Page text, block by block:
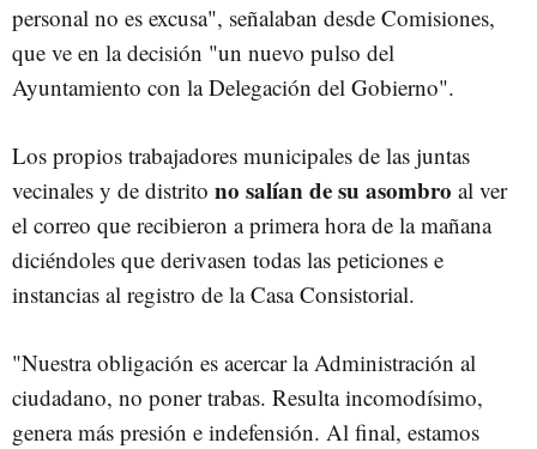
personal no es excusa", señalaban desde Comisiones,
que ve en la decisión "un nuevo pulso del
Ayuntamiento con la Delegación del Gobierno".
Los propios trabajadores municipales de las juntas
vecinales y de distrito no salían de su asombro al ver
el correo que recibieron a primera hora de la mañana
diciéndoles que derivasen todas las peticiones e
instancias al registro de la Casa Consistorial.
"Nuestra obligación es acercar la Administración al
ciudadano, no poner trabas. Resulta incomodísimo,
genera más presión e indefensión. Al final, estamos